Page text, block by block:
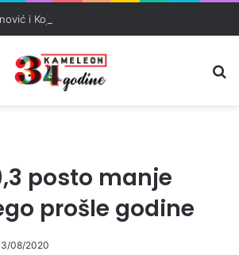
posto manje
prošle godine
08/2020